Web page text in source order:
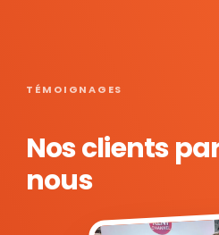
TÉMOIGNAGES
Nos clients
nous